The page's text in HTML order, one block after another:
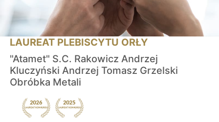
LAUREAT PLEBISCYTU ORŁY
"Atamet" S.C. Rakowicz Andrzej
Kluczyński Andrzej Tomasz Grzelski
Obróbka Metali